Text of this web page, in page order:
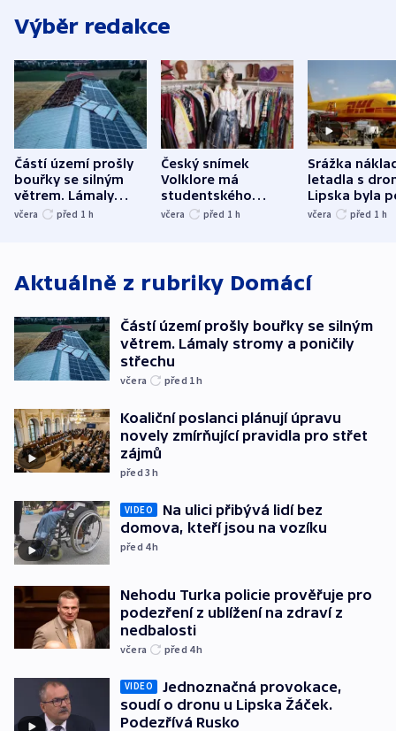
Výběr redakce
Částí území prošly
bouřky se silným
větrem. Lámaly
stromy a poničily
včera před 1 h
Český snímek
Volklore má
studentského
Oscara, zabojuje o
včera před 1 h
Srážka
letadla s
Lipska byla
německého
včera před 1 h
Aktuálně z rubriky Domácí
Částí území prošly bouřky se silným
větrem. Lámaly stromy a poničily
střechu
včera před 1h
Koaliční poslanci plánují úpravu
novely zmírňující pravidla pro střet
zájmů
před 3h
VIDEO
Na ulici přibývá lidí bez
domova, kteří jsou na vozíku
před 4h
Nehodu Turka policie prověřuje pro
podezření z ublížení na zdraví z
nedbalosti
včera před 4h
VIDEO
Jednoznačná provokace,
soudí o dronu u Lipska Žáček.
Podezřívá Rusko